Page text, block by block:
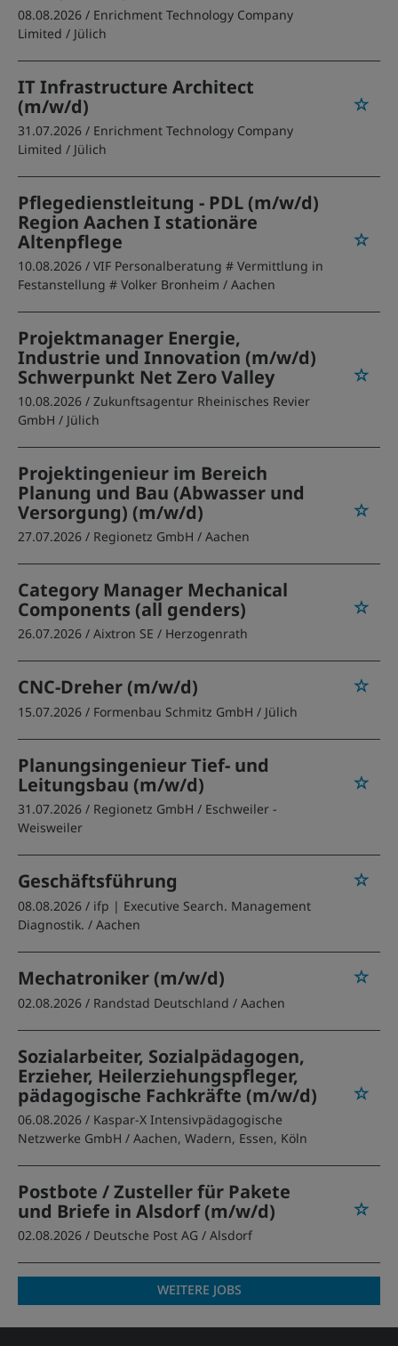
08.08.2026 / Enrichment Technology Company
Limited / Jülich
IT Infrastructure Architect
(m/w/d)
31.07.2026 / Enrichment Technology Company
Limited / Jülich
Pflegedienstleitung - PDL (m/w/d)
Region Aachen I stationäre
Altenpflege
10.08.2026 / VIF Personalberatung # Vermittlung in
Festanstellung # Volker Bronheim / Aachen
Projektmanager Energie,
Industrie und Innovation (m/w/d)
Schwerpunkt Net Zero Valley
10.08.2026 / Zukunftsagentur Rheinisches Revier
GmbH / Jülich
Projektingenieur im Bereich
Planung und Bau (Abwasser und
Versorgung) (m/w/d)
27.07.2026 / Regionetz GmbH / Aachen
Category Manager Mechanical
Components (all genders)
26.07.2026 / Aixtron SE / Herzogenrath
CNC-Dreher (m/w/d)
15.07.2026 / Formenbau Schmitz GmbH / Jülich
Planungsingenieur Tief- und
Leitungsbau (m/w/d)
31.07.2026 / Regionetz GmbH / Eschweiler -
Weisweiler
Geschäftsführung
08.08.2026 / ifp | Executive Search. Management
Diagnostik. / Aachen
Mechatroniker (m/w/d)
02.08.2026 / Randstad Deutschland / Aachen
Sozialarbeiter, Sozialpädagogen,
Erzieher, Heilerziehungspfleger,
pädagogische Fachkräfte (m/w/d)
06.08.2026 / Kaspar-X Intensivpädagogische
Netzwerke GmbH / Aachen, Wadern, Essen, Köln
Postbote / Zusteller für Pakete
und Briefe in Alsdorf (m/w/d)
02.08.2026 / Deutsche Post AG / Alsdorf
WEITERE JOBS